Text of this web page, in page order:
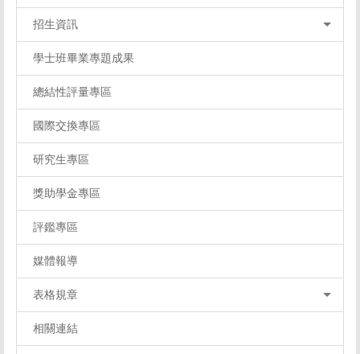
招生資訊
學士班畢業專題成果
總結性評量專區
國際交換專區
研究生專區
獎助學金專區
評鑑專區
媒體報導
表格規章
相關連結